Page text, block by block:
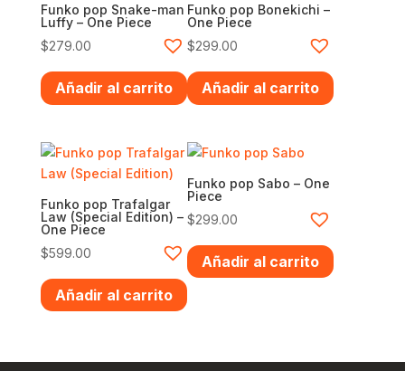
Funko pop Snake-man
Luffy – One Piece
$279.00
Añadir al carrito
Funko pop Bonekichi –
One Piece
$299.00
Añadir al carrito
Funko pop Trafalgar
Law (Special Edition) –
One Piece
$599.00
Añadir al carrito
Funko pop Sabo – One
Piece
$299.00
Añadir al carrito